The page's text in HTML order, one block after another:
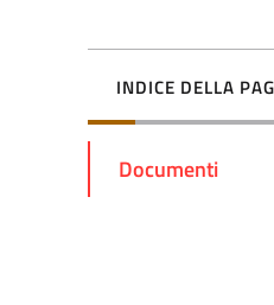
INDICE DELLA
Documenti